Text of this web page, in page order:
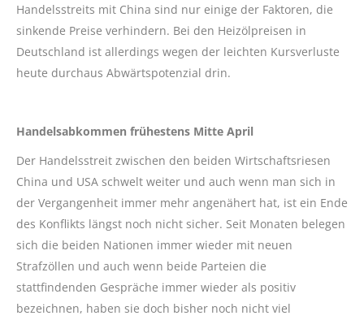
Handelsstreits mit China sind nur einige der Faktoren, die
sinkende Preise verhindern. Bei den Heizölpreisen in
Deutschland ist allerdings wegen der leichten Kursverluste
heute durchaus Abwärtspotenzial drin.
Handelsabkommen frühestens Mitte April
Der Handelsstreit zwischen den beiden Wirtschaftsriesen
China und USA schwelt weiter und auch wenn man sich in
der Vergangenheit immer mehr angenähert hat, ist ein Ende
des Konflikts längst noch nicht sicher. Seit Monaten belegen
sich die beiden Nationen immer wieder mit neuen
Strafzöllen und auch wenn beide Parteien die
stattfindenden Gespräche immer wieder als positiv
bezeichnen, haben sie doch bisher noch nicht viel